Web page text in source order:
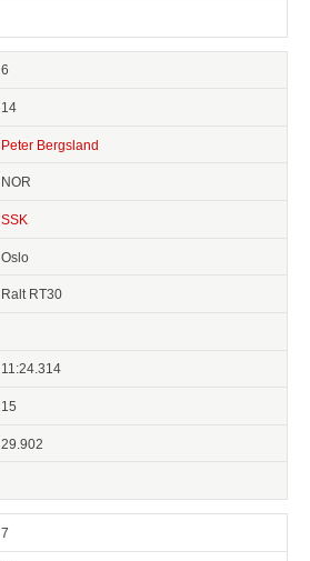
6
14
Peter Bergsland
NOR
SSK
Oslo
Ralt RT30
11:24.314
15
29.902
7